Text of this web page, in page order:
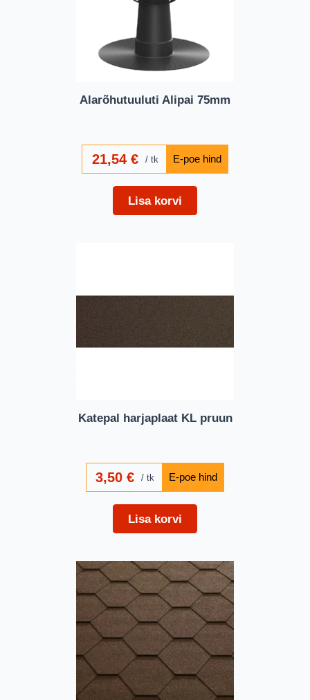
Alarõhutuuluti Alipai 75mm
21,54 € tk
Lisa korvi
Katepal harjaplaat KL pruun
3,50€ tk
Lisa korvi